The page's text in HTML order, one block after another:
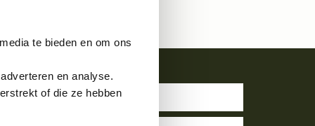
te bieden en om ons
en analyse.
of die ze hebben